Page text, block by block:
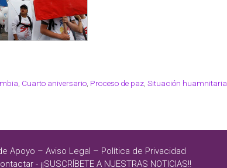
, Cuarto aniversario, Proceso de paz,Situación huamnitaria
Apoyo – Aviso Legal – Política de Privacidad
- ¡¡SUSCRÍBETE A NUESTRAS NOTICIAS!!